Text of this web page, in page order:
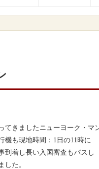
てきましたニューヨーク・マ
機も現地時間：1日の11時に
到着し長い入国審査もパスし
した。